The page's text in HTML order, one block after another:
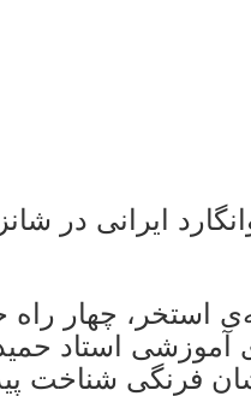
ایرانی در
استخر، چهار
آموزشی استاد
فرنگی شناخت